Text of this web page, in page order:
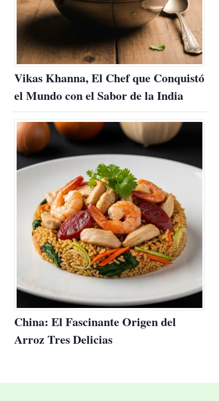
Vikas Khanna, El Chef que Conquistó
el Mundo con el Sabor de la India
China: El Fascinante Origen del
Arroz Tres Delicias